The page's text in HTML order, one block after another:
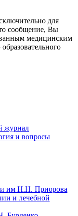
для
сообщение, Вы
медицинским
журнал
и вопросы
им Н.Н. Приорова
и лечебной